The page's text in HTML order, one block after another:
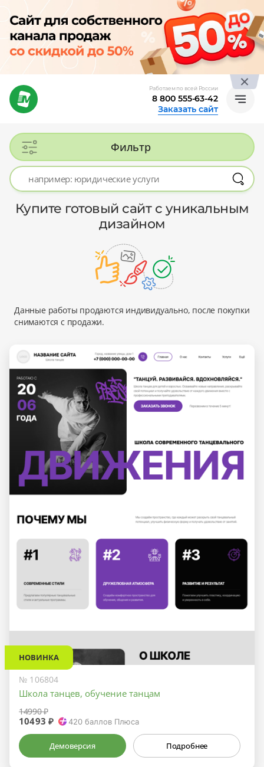
Работаем по всей России
8 800 555-63-42
Заказать сайт
Фильтр
Купите готовый сайт с уникальным
дизайном
Данные работы продаются индивидуально, после покупки
снимаются с продажи.
НОВИНКА
№ 106804
Школа танцев, обучение танцам
14990 ₽
10493 ₽ 420 баллов Плюса
Демоверсия Подробнее